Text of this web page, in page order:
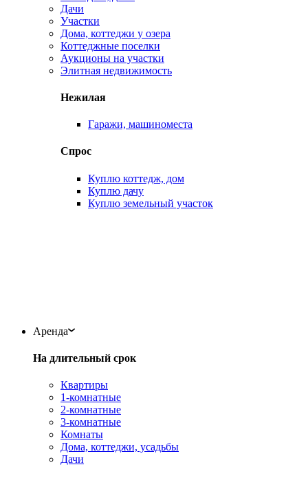
Дачи
Участки
Дома, коттеджи у озера
Коттеджные поселки
Аукционы на участки
Элитная недвижимость
Нежилая
Гаражи, машиноместа
Спрос
Куплю коттедж, дом
Куплю дачу
Куплю земельный участок
Аренда
На длительный срок
Квартиры
1-комнатные
2-комнатные
3-комнатные
Комнаты
Дома, коттеджи, усадьбы
Дачи